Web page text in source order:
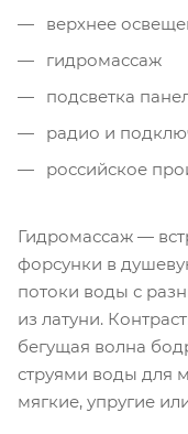
верхнее
гидромассаж
подсветка
радио и
российское
Гидромассаж —
форсунки в
потоки воды с
из латуни.
бегущая волна
струями воды для
мягкие, упругие